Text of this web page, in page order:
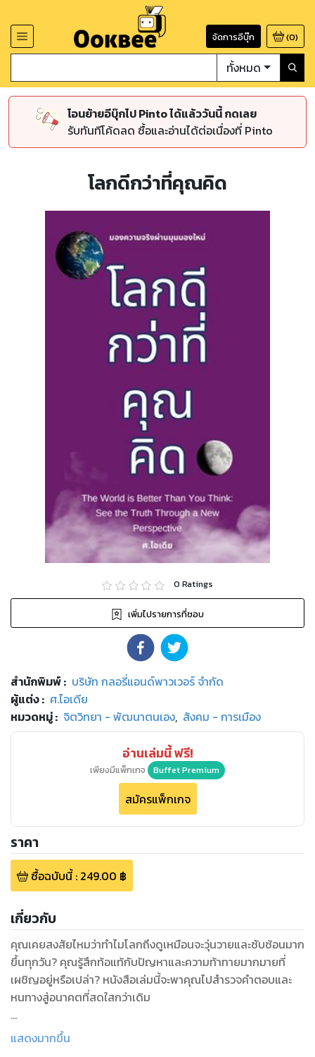
จัดการอีบุ๊ก (0)
ทั้งหมด
โอนย้ายอีบุ๊กไป Pinto ได้แล้ววันนี้ กดเลย
รับทันทีโค้ดลด ซื้อและอ่านได้ต่อเนื่องที่ Pinto
โลกดีกว่าที่คุณคิด
0 Ratings
เพิ่มไปรายการที่ชอบ
สำนักพิมพ์: บริษัท กลอรี่แอนด์พาวเวอร์ จำกัด
ผู้แต่ง : ศ.ไอเดีย
หมวดหมู่: จิตวิทยา - พัฒนาตนเอง, สังคม - การเมือง
อ่านเล่มนี้ ฟรี!
เพียงมีแพ็กเกจ Buffet Premium
สมัครแพ็กเกจ
ราคา
ซื้อฉบับนี้: 249.00 ฿
เกี่ยวกับ
คุณเคยสงสัยไหมว่าทำไมโลกถึงดูเหมือนจะวุ่นวายและซับซ้อนมาก
ขึ้นทุกวัน? คุณรู้สึกท้อแท้กับปัญหาและความท้าทายมากมายที่
เผชิญอยู่หรือเปล่า? หนังสือเล่มนี้จะพาคุณไปสำรวจคำตอบและ
หนทางสู่อนาคตที่สดใสกว่าเดิม
"โลกดีกว่าที่คุณคิด: มองความจริงผ่านมุมมองใหม่" โดย ศ.ไอเดีย
แสดงมากขึ้น